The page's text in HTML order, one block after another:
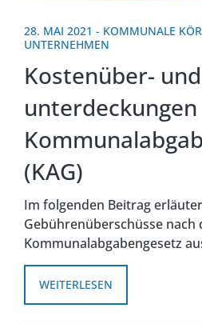
28. MAI 2021 - KOMMUNALE
UNTERNEHMEN
Kostenüber-
unterdeckungen
(KAG)
Im folgenden Beitrag
Gebührenüberschüsse nach
Kommunalabgabengesetz
WEITERLESEN